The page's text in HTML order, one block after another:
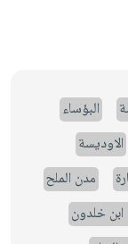
البؤساء
الاوديسة
مدن الملح
خلدون